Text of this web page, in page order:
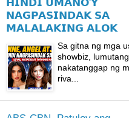
𝗛𝗜𝗡𝗗𝗜 𝗨𝗠𝗔𝗡𝗢'𝗬
𝗡𝗔𝗚𝗣𝗔𝗦𝗜𝗡𝗗𝗔𝗞 𝗦𝗔
𝗠𝗔𝗟𝗔𝗟𝗔𝗞𝗜𝗡𝗚 𝗔𝗟𝗢𝗞
Sa gitna ng mga
showbiz,
nakatanggap ng
riva...